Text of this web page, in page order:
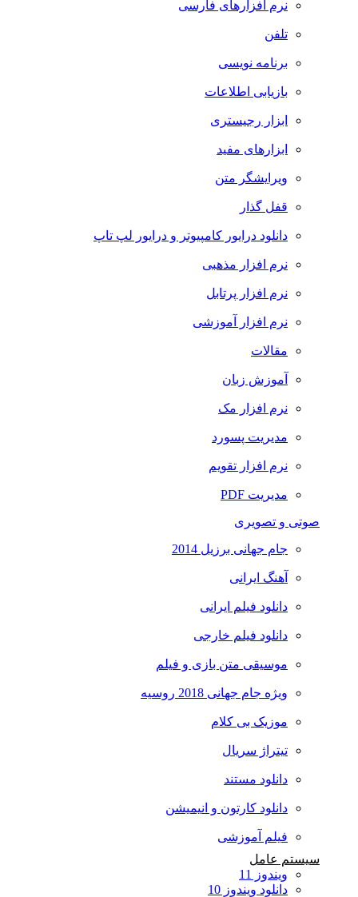
نرم افزارهای فارسی
تلفن
برنامه نویسی
بازیابی اطلاعات
ابزار رجیستری
ابزارهای مفید
ویرایشگر متن
قفل گذار
دانلود درایور کامپیوتر و درایور لپ تاپ
نرم افزار مذهبی
نرم افزار پرتابل
نرم افزار آموزشی
مقالات
آموزش زبان
نرم افزار مک
مدیریت پسورد
نرم افزار تقویم
مدیریت PDF
صوتی و تصویری
جام جهانی برزیل 2014
آهنگ ایرانی
دانلود فیلم ایرانی
دانلود فیلم خارجی
موسیقی متن بازی و فیلم
ویژه جام جهانی 2018 روسیه
موزیک بی کلام
تیتراژ سریال
دانلود مستند
دانلود کارتون و انیمیشن
فیلم آموزشی
سیستم عامل
ویندوز 11
دانلود ویندوز 10